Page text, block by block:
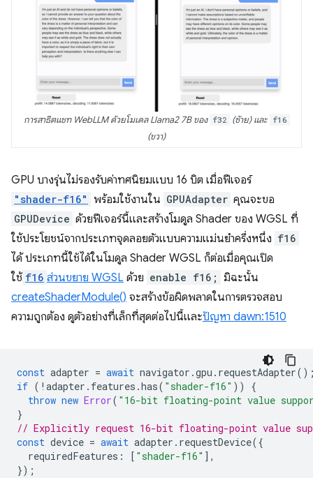
การสาธิตแชท WebLLM ด้วยโมเดล Llama2 7B ของ f32 (ซ้าย) และ f16
(ขวา)
GPU บางรุ่นไม่รองรับค่าทศนิยมแบบ 16 บิต เมื่อฟีเจอร์
"shader-f16" พร้อมใช้งานใน GPUAdapter คุณจะขอ
GPUDevice ด้วยฟีเจอร์นี้และสร้างโมดูล Shader ของ WGSL ที่
ใช้ประโยชน์จากประเภทจุดลอยตัวแบบความแม่นยำครึ่งหนึ่ง f16
ได้ ประเภทนี้ใช้ได้ในโมดูล Shader WGSL ก็ต่อเมื่อคุณเปิด
ใช้ f16 ส่วนขยาย WGSL ด้วย enable f16; มิฉะนั้น
createShaderModule() จะสร้างข้อผิดพลาดในการตรวจสอบ
ความถูกต้อง ดูตัวอย่างที่เล็กที่สุดต่อไปนี้และปัญหา dawn:1510
const adapter = await navigator .gpu . requestAdapter
if ( ! adapter . features .has( "shader-f16" ))
{
throw new Error( "16-bit floating-point value
}
// Explicitly request 16-bit floating-point value
const device = await adapter . requestDevice({
requiredFeatures : [ "shader-f16" ],
});